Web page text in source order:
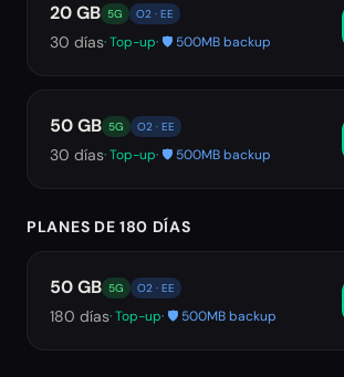
20 GB 5G O2 · EE
30 días· Top-up· 🛡️ 500MB backup
50 GB 5G O2 · EE
30 días· Top-up· 🛡️ 500MB backup
PLANES DE 180 DÍAS
50 GB 5G O2 · EE
180 días· Top-up· 🛡️ 500MB backup